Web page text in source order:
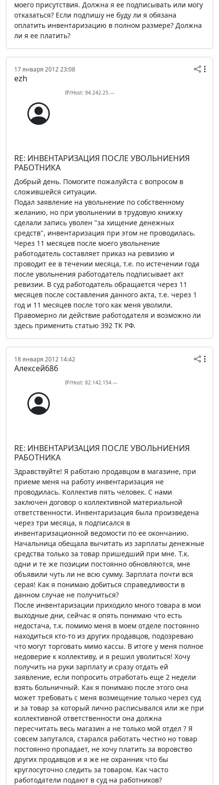
моего присутствия. Должна я ее подписывать или могу
отказаться? Если подпишу не буду ли я обязана
оплатить инвентаризацию в полном размере? Должна
ли я ее платить?
17 января 2012 23:08
ezh
IP/Host: 94.242.25.---
RE: ИНВЕНТАРИЗАЦИЯ ПОСЛЕ УВОЛЬНИЕНИЯ
РАБОТНИКА
Добрый день. Помогите пожалуйста с вопросом в
сложившейся ситуации.
Подал заявление на увольнение по собственному
желанию, но при увольнении в трудовую книжку
сделали запись уволен "за хищение денежных
средств", инвентаризация при этом не проводилась.
Через 11 месяцев после моего увольнение
работодатель составляет приказ на ревизию и
проводит ее в течении месяца, т.е. по истечении года
после увольнения работодатель подписывает акт
ревизии. В суд работодатель обращается через 11
месяцев после составления данного акта, т.е. через 1
год и 11 месяцев после того как меня уволили.
Правомерно ли действие работодателя и возможно ли
здесь применить статью 392 ТК РФ.
18 января 2012 14:42
Алексей686
IP/Host: 82.142.154.---
RE: ИНВЕНТАРИЗАЦИЯ ПОСЛЕ УВОЛЬНИЕНИЯ
РАБОТНИКА
Здравствуйте! Я работаю продавцом в магазине, при
приеме меня на работу инвентаризация не
проводилась. Коллектив пять человек. С нами
заключен договор о коллективной материальной
ответственности. Инвентаризация была произведена
через три месяца, я подписался в
инвентаризационной ведомости по ее окончанию.
Начальница обещала вычитать из зарплаты денежные
средства только за товар пришедший при мне. Т.к.
одни и те же позиции постоянно обновляются, мне
объявили чуть ли не всю сумму. Зарплата почти вся
серая! Как я понимаю добиться справедливости в
данном случае не получиться?
После инвентаризации приходило много товара в мои
выходные дни, сейчас я опять понимаю что есть
недостача, т.к. помимо меня в моем отделе постоянно
находиться кто-то из других продавцов, подозреваю
что могут торговать мимо кассы. В итоге у меня полное
недоверие к коллективу, и я решил уволиться! Хочу
получить на руки зарплату и сразу отдать ей
заявление, если попросить отработать еще 2 недели
взять больничный. Как я понимаю после этого она
может требовать с меня возмещение только через суд
и за товар за который лично расписывался или же при
коллективной ответственности она должна
пересчитать весь магазин а не только мой отдел ? Я
совсем запутался, старался работать честно но товар
постоянно пропадает, не хочу платить за воровство
других продавцов и я же не охранник что бы
круглосуточно следить за товаром. Как часто
работодатели подают в суд на работников?